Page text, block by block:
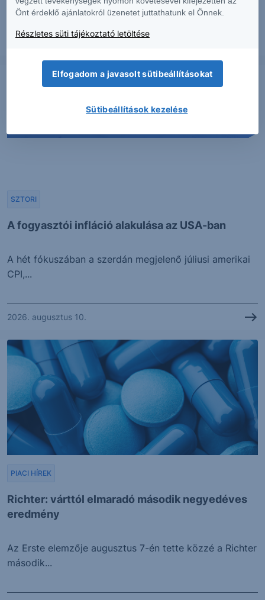
A fogyasztói infláció alakulása az USA-ban
SZTORI
A hét fókuszában a szerdán megjelenő júliusi amerikai
CPI,...
2026. augusztus 10.
Richter: várttól elmaradó második negyedéves
eredmény
PIACI HÍREK
Az Erste elemzője augusztus 7-én tette közzé a Richter
második...
Önt érdeklő ajánlatokról üzenetet juttathatunk el Önnek.
Részletes süti tájékoztató letöltése
Elfogadom a javasolt sütibeállításokat
Sütibeállítások kezelése